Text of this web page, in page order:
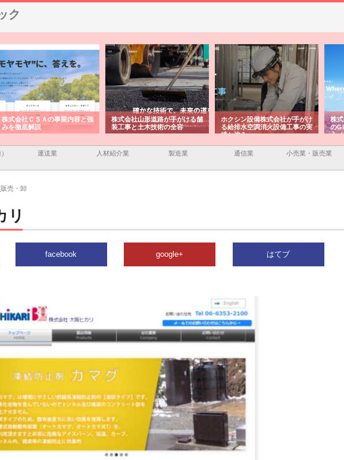
ク
株式会社ＣＳＡの事業内容と強
みを徹底解説
株式会社山形道路が手がける舗
装工事と土木技術の全容
ホクシン設備株式会社が手がけ
る給排水空調消火設備工事の実
績と強み
株
の
入
運送業 人材紹介業 製造業 通信業 小売業・販売業
売・卸
リ
facebook google+ はてブ